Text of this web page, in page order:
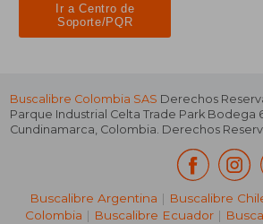
Ir a Centro de
Soporte/PQR
Buscalibre Colombia SAS Derechos
Parque Industrial Celta Trade Park Bodega
Cundinamarca, Colombia. Derechos
Buscalibre Argentina | Buscalibre
Colombia | Buscalibre Ecuador |